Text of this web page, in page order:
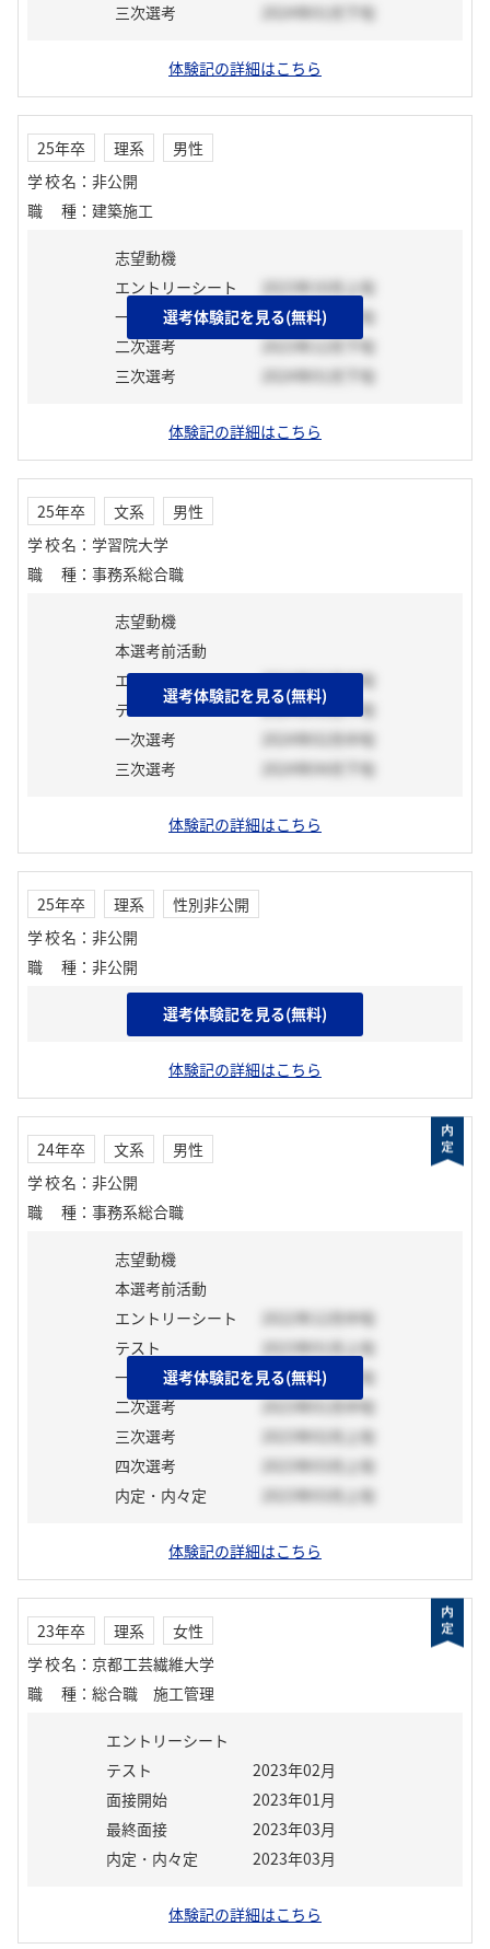
三次選考
2024年01月下旬
体験記の詳細はこちら
25年卒 理系
男性
学校名 ： 非公開
職種 ： 建築施工
志望動機
エントリーシート
2023年10月上旬
一次選考
2023年10月下旬
二次選考
2023年12月下旬
三次選考
2024年01月下旬
体験記の詳細はこちら
選考体験記を見る(無料)
25年卒 文系
男性
学校名 ： 学習院大学
職種 ： 事務系総合職
志望動機
本選考前活動
エントリーシート
2024年02月中旬
テスト
2024年03月下旬
一次選考
2024年02月中旬
三次選考
2024年04月下旬
体験記の詳細はこちら
選考体験記を見る(無料)
25年卒 理系
性別非公開
学校名 ： 非公開
職種 ： 非公開
志望動機
体験記の詳細はこちら
選考体験記を見る(無料)
24年卒 文系
男性
学校名 ： 非公開
職種 ： 事務系総合職
志望動機
本選考前活動
エントリーシート
2022年12月中旬
テスト
2023年01月上旬
一次選考
2022年12月下旬
二次選考
2023年01月中旬
三次選考
2023年02月上旬
四次選考
2023年03月上旬
内定・内々定
2023年03月上旬
体験記の詳細はこちら
選考体験記を見る(無料)
23年卒 理系
女性
学校名 ： 京都工芸繊維大学
職種 ： 総合職 施工管理
エントリーシート
テスト
2023年02月
面接開始
2023年01月
最終面接
2023年03月
内定・内々定
2023年03月
体験記の詳細はこちら